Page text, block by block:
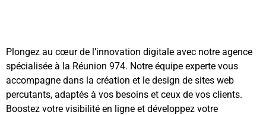
Plongez au cœur de l’innovation digitale avec notre agence
spécialisée à la Réunion 974. Notre équipe experte vous
accompagne dans la création et le design de sites web
percutants, adaptés à vos besoins et ceux de vos clients.
Boostez votre visibilité en ligne et développez votre